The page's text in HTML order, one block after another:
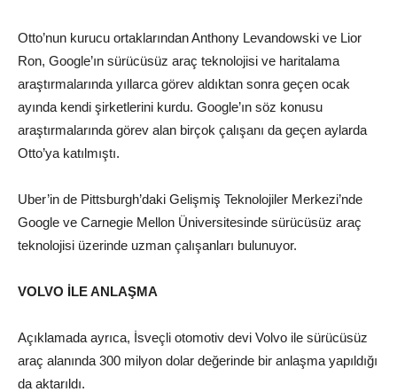
Otto’nun kurucu ortaklarından Anthony Levandowski ve Lior
Ron, Google’ın sürücüsüz araç teknolojisi ve haritalama
araştırmalarında yıllarca görev aldıktan sonra geçen ocak
ayında kendi şirketlerini kurdu. Google’ın söz konusu
araştırmalarında görev alan birçok çalışanı da geçen aylarda
Otto’ya katılmıştı.
Uber’in de Pittsburgh’daki Gelişmiş Teknolojiler Merkezi’nde
Google ve Carnegie Mellon Üniversitesinde sürücüsüz araç
teknolojisi üzerinde uzman çalışanları bulunuyor.
VOLVO İLE ANLAŞMA
Açıklamada ayrıca, İsveçli otomotiv devi Volvo ile sürücüsüz
araç alanında 300 milyon dolar değerinde bir anlaşma yapıldığı
da aktarıldı.